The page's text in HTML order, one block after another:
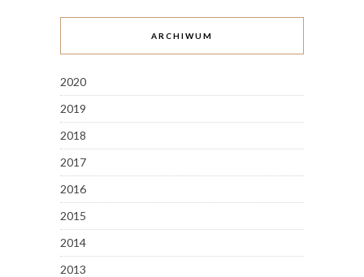
ARCHIWUM
2020
2019
2018
2017
2016
2015
2014
2013